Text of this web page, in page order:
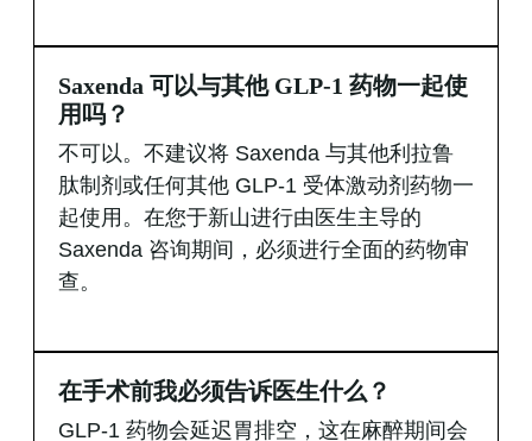
Saxenda 可以与其他 GLP-1 药物一起使
用吗？
不可以。不建议将 Saxenda 与其他利拉鲁
肽制剂或任何其他 GLP-1 受体激动剂药物一
起使用。在您于新山进行由医生主导的
Saxenda 咨询期间，必须进行全面的药物审
查。
在手术前我必须告诉医生什么？
GLP-1 药物会延迟胃排空，这在麻醉期间会